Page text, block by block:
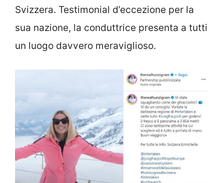
Svizzera. Testimonial d’eccezione per la
sua nazione, la conduttrice presenta a tutti
un luogo davvero meraviglioso.